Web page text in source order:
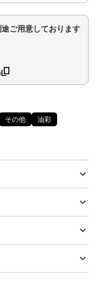
ご用意しております
その他
油彩
に光沢がでる特殊な処理